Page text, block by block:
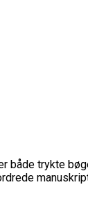
både trykte